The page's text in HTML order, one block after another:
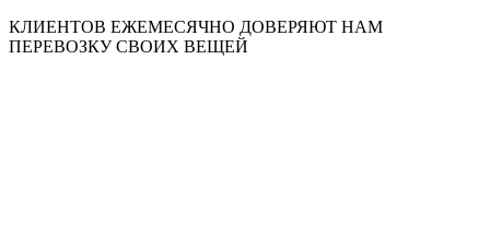
КЛИЕНТОВ ЕЖЕМЕСЯЧНО ДОВЕРЯЮТ НАМ
ПЕРЕВОЗКУ СВОИХ ВЕЩЕЙ